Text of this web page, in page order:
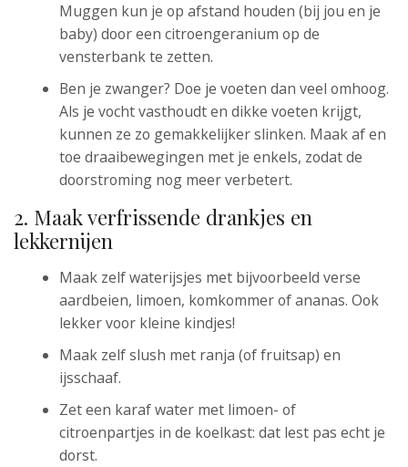
Muggen kun je op afstand houden (bij jou en je
baby) door een citroengeranium op de
vensterbank te zetten.
Ben je zwanger? Doe je voeten dan veel omhoog.
Als je vocht vasthoudt en dikke voeten krijgt,
kunnen ze zo gemakkelijker slinken. Maak af en
toe draaibewegingen met je enkels, zodat de
doorstroming nog meer verbetert.
2. Maak verfrissende drankjes en
lekkernijen
Maak zelf waterijsjes met bijvoorbeeld verse
aardbeien, limoen, komkommer of ananas. Ook
lekker voor kleine kindjes!
Maak zelf slush met ranja (of fruitsap) en
ijsschaaf.
Zet een karaf water met limoen- of
citroenpartjes in de koelkast: dat lest pas echt je
dorst.